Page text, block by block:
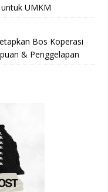
UMKM
Bos Koperasi
& Penggelapan